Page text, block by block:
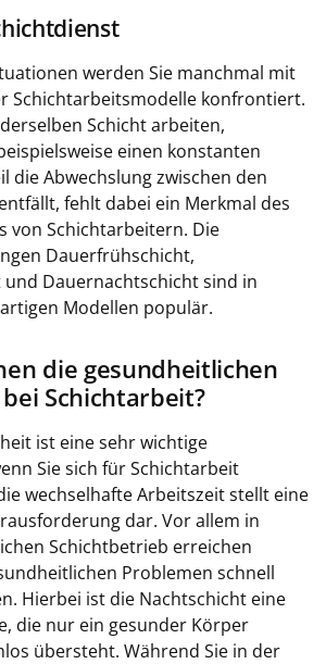
werden Sie manchmal mit
Schichtarbeitsmodelle konfrontiert.
Schicht arbeiten,
einen konstanten
die Abwechslung zwischen den
fehlt dabei ein Merkmal des
von Schichtarbeitern. Die
Dauerfrühschicht,
Dauernachtschicht sind in
Modellen populär.
die gesundheitlichen
Schichtarbeit?
ist eine sehr wichtige
Sie sich für Schichtarbeit
wechselhafte Arbeitszeit stellt eine
dar. Vor allem in
Schichtbetrieb erreichen
Problemen schnell
Hierbei ist die Nachtschicht eine
die nur ein gesunder Körper
übersteht. Während Sie in der